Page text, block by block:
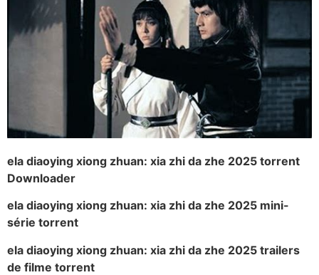
ela diaoying xiong zhuan: xia zhi da zhe 2025 torrent
Downloader
ela diaoying xiong zhuan: xia zhi da zhe 2025 mini-
série torrent
ela diaoying xiong zhuan: xia zhi da zhe 2025 trailers
de filme torrent